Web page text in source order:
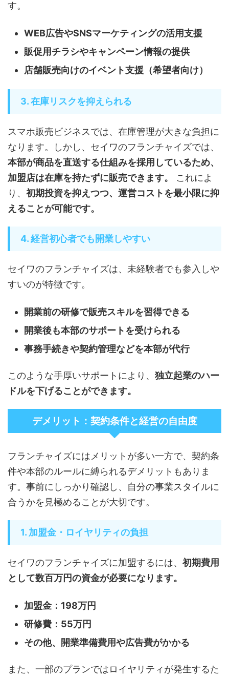
す。
WEB広告やSNSマーケティングの活用支援
販促用チラシやキャンペーン情報の提供
店舗販売向けのイベント支援（希望者向け）
3. 在庫リスクを抑えられる
スマホ販売ビジネスでは、在庫管理が大きな負担に
なります。しかし、セイワのフランチャイズでは、
本部が商品を直送する仕組みを採用しているため、
加盟店は在庫を持たずに販売できます。
これによ
り、 初期投資を抑えつつ、運営コストを最小限に抑
えることが可能です。
4. 経営初心者でも開業しやすい
セイワのフランチャイズは、未経験者でも参入しや
すいのが特徴です。
開業前の研修で販売スキルを習得できる
開業後も本部のサポートを受けられる
事務手続きや契約管理などを本部が代行
このような手厚いサポートにより、 独立起業のハー
ドルを下げることができます。
デメリット：契約条件と経営の自由度
フランチャイズにはメリットが多い一方で、契約条
件や本部のルールに縛られるデメリットもありま
す。事前にしっかり確認し、自分の事業スタイルに
合うかを見極めることが大切です。
1. 加盟金・ロイヤリティの負担
セイワのフランチャイズに加盟するには、 初期費用
として数百万円の資金が必要になります。
加盟金：198万円
研修費：55万円
その他、開業準備費用や広告費がかかる
また、一部のプランではロイヤリティが発生するた